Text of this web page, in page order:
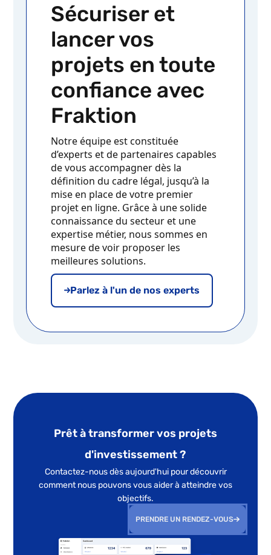
Sécuriser et
lancer vos
projets en toute
confiance avec
Fraktion
Notre équipe est constituée
d’experts et de partenaires capables
de vous accompagner dès la
définition du cadre légal, jusqu’à la
mise en place de votre premier
projet en ligne. Grâce à une solide
connaissance du secteur et une
expertise métier, nous sommes en
mesure de voir proposer les
meilleures solutions.
Parlez à l'un de nos experts
Prêt à transformer vos projets
d'investissement ?
Contactez-nous dès aujourd'hui pour découvrir
comment nous pouvons vous aider à atteindre vos
objectifs.
PRENDRE UN RENDEZ-VOUS